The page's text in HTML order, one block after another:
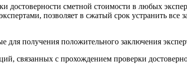
сметной стоимости в любых
позволяет в сжатый срок устранить все
получения положительного заключения
связанных с прохождением проверки